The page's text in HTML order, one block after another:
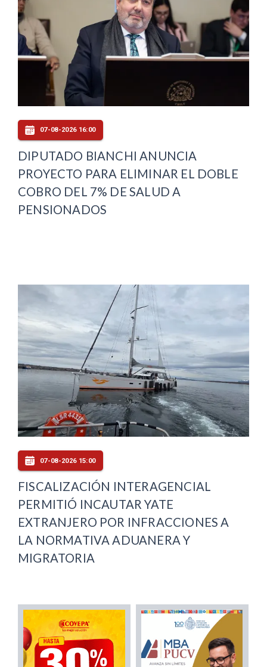
07-08-2026 16:00
DIPUTADO BIANCHI ANUNCIA
PROYECTO PARA ELIMINAR EL DOBLE
COBRO DEL 7% DE SALUD A
PENSIONADOS
07-08-2026 15:00
FISCALIZACIÓN INTERAGENCIAL
PERMITIÓ INCAUTAR YATE
EXTRANJERO POR INFRACCIONES A
LA NORMATIVA ADUANERA Y
MIGRATORIA